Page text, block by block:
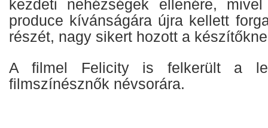
kezdeti nehézségek ellenére,
produce kívánságára újra kellett
részét, nagy sikert hozott a
A filmel Felicity is felkerült a
filmszínésznők névsorára.